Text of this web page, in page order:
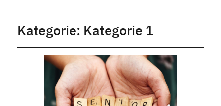
Kategorie: Kategorie 1